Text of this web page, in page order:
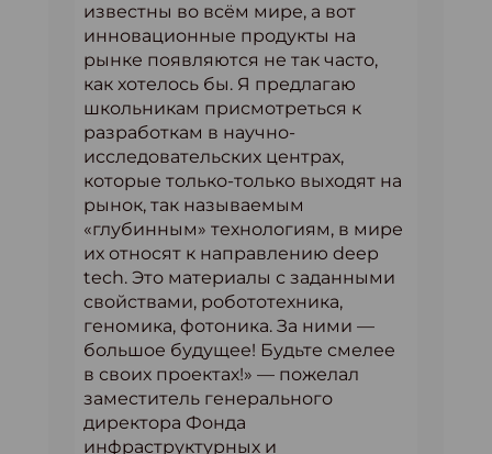
известны во всём мире, а вот
инновационные продукты на
рынке появляются не так часто,
как хотелось бы. Я предлагаю
школьникам присмотреться к
разработкам в научно-
исследовательских центрах,
которые только-только выходят на
рынок, так называемым
«глубинным» технологиям, в мире
их относят к направлению deep
tech. Это материалы с заданными
свойствами, робототехника,
геномика, фотоника. За ними —
большое будущее! Будьте смелее
в своих проектах!» — пожелал
заместитель генерального
директора Фонда
инфраструктурных и